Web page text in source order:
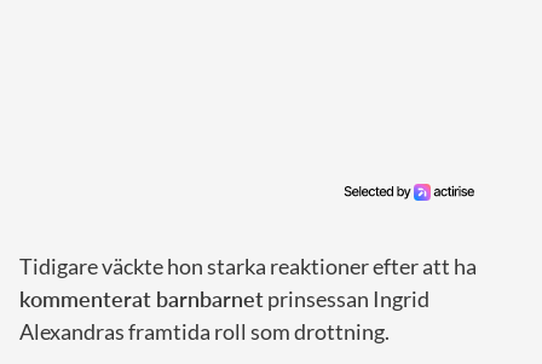
Tidigare väckte hon starka reaktioner efter att ha
kommenterat barnbarnetprinsessan Ingrid
Alexandras framtida roll som drottning.